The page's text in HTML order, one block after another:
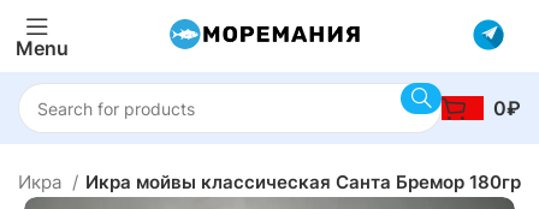
Menu
0₽
Икра Икра мойвы классическая Санта Бремор 180гр